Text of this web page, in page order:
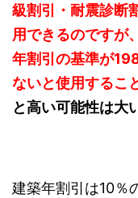
級割引・耐震診断
用できるのですが
年割引の基準が
ないと使用するこ
と高い可能性は大
建築年割引は10％